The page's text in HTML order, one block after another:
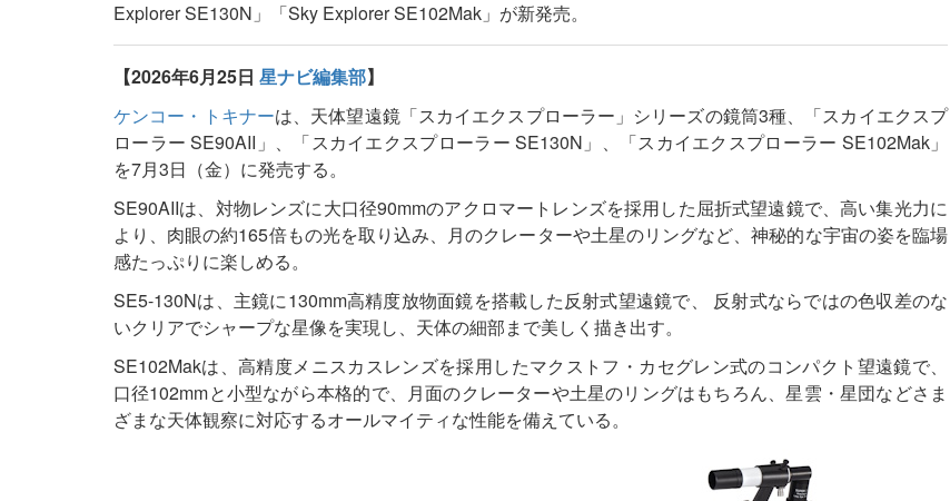
Explorer SE130N」「Sky Explorer SE102Mak」が新発売。
【2026年6月25日 星ナビ編集部】
ケンコー・トキナーは、天体望遠鏡「スカイエクスプローラー」シリーズの鏡筒3種、「スカイエクスプ
ローラー SE90AII」、「スカイエクスプローラー SE130N」、「スカイエクスプローラー SE102Mak」
を7月3日（金）に発売する。
SE90AIIは、対物レンズに大口径90mmのアクロマートレンズを採用した屈折式望遠鏡で、高い集光力に
より、肉眼の約165倍もの光を取り込み、月のクレーターや土星のリングなど、神秘的な宇宙の姿を臨場
感たっぷりに楽しめる。
SE5-130Nは、主鏡に130mm高精度放物面鏡を搭載した反射式望遠鏡で、 反射式ならではの色収差のな
いクリアでシャープな星像を実現し、天体の細部まで美しく描き出す。
SE102Makは、高精度メニスカスレンズを採用したマクストフ・カセグレン式のコンパクト望遠鏡で、
口径102mmと小型ながら本格的で、月面のクレーターや土星のリングはもちろん、星雲・星団などさま
ざまな天体観察に対応するオールマイティな性能を備えている。